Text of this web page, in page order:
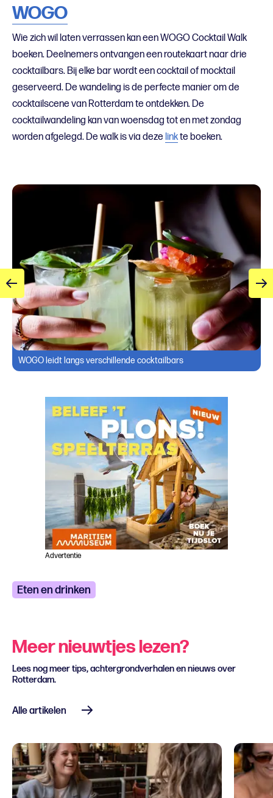
WOGO
Wie zich wil laten verrassen kan een WOGO Cocktail Walk
boeken. Deelnemers ontvangen een routekaart naar drie
cocktailbars. Bij elke bar wordt een cocktail of mocktail
geserveerd. De wandeling is de perfecte manier om de
cocktailscene van Rotterdam te ontdekken. De
cocktailwandeling kan van woensdag tot en met zondag
worden afgelegd. De walk is via deze linkte boeken.
WOGO leidt langs verschillende cocktailbars
Advertentie
Eten en drinken
Meer nieuwtjes lezen?
Lees nog meer tips, achtergrondverhalen en nieuws over
Rotterdam.
Alle artikelen